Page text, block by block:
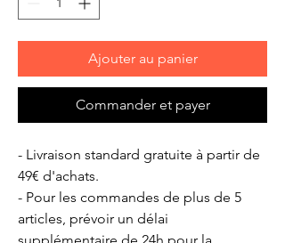
Ajouter au panier
Commander et payer
- Livraison standard gratuite à partir de
49€ d'achats.
- Pour les commandes de plus de 5
articles, prévoir un délai